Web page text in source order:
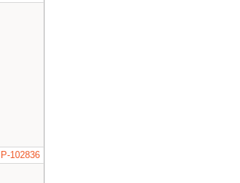
P-102836